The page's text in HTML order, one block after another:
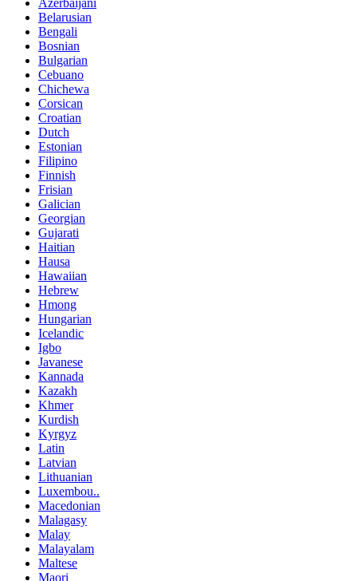
Belarusian
Bengali
Bosnian
Bulgarian
Cebuano
Chichewa
Corsican
Croatian
Dutch
Estonian
Filipino
Finnish
Frisian
Galician
Georgian
Gujarati
Haitian
Hausa
Hawaiian
Hebrew
Hmong
Hungarian
Icelandic
Igbo
Javanese
Kannada
Kazakh
Khmer
Kurdish
Kyrgyz
Latin
Latvian
Lithuanian
Luxembou..
Macedonian
Malagasy
Malay
Malayalam
Maltese
Maori